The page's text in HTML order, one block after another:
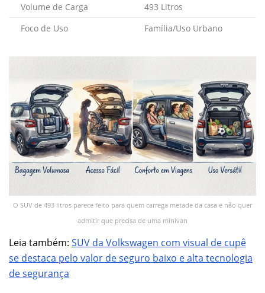
Volume de Carga
493 Litros
Foco de Uso
Família/Uso Urbano
O SUV de 493 litros parece feito para quem carrega metade da casa e não quer
admitir que precisa de uma minivan
Leia também: SUV da Volkswagen com visual de cupê
se destaca pelo valor de seguro baixo e alta tecnologia
de segurança